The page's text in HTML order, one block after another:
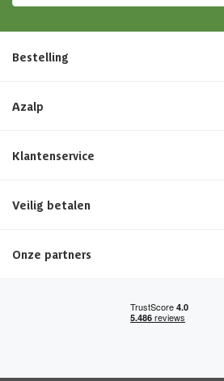
Maximale sneeuwbelasting
Dakoverstek voor
Afmeting deur
Bestelling
Azalp
Klantenservice
Veilig betalen
Onze partners